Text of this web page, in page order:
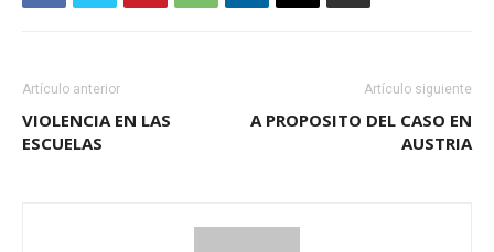
Artículo anterior
VIOLENCIA EN LAS
ESCUELAS
Artículo siguiente
A PROPOSITO DEL CASO EN
AUSTRIA